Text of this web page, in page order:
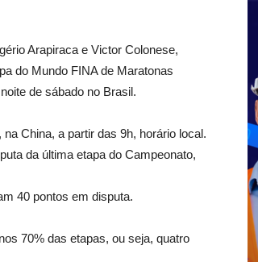
Arapiraca e Victor Colonese,
do Mundo FINA de Maratonas
de sábado no Brasil.
China, a partir das 9h, horário local.
da última etapa do Campeonato,
40 pontos em disputa.
70% das etapas, ou seja, quatro